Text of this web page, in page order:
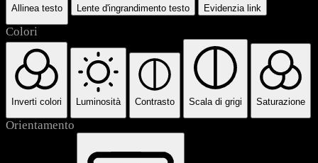
Allinea testo Lente d'ingrandimento testo Evidenzia link
Colori
Inverti colori Luminosità Contrasto Scala di grigi Saturazione
Orientamento